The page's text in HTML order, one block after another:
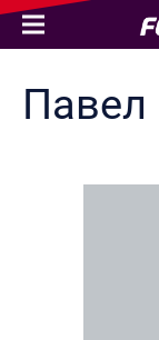
Павел